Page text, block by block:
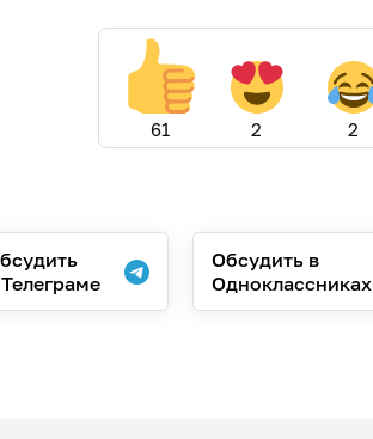
61 2 2
Обсудить в
Одноклассниках